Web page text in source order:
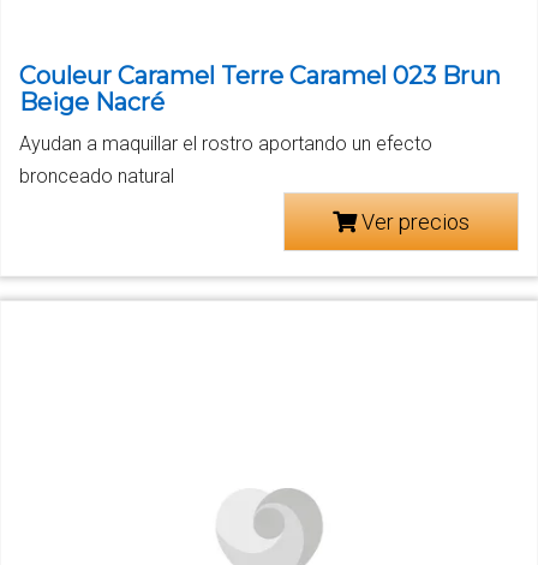
Couleur Caramel Terre Caramel 023 Brun
Beige Nacré
Ayudan a maquillar el rostro aportando un efecto
bronceado natural
Ver precios